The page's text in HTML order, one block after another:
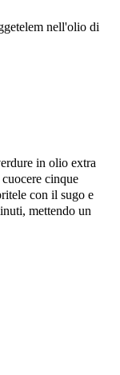
nell'olio di
in olio extra
cinque
con il sugo e
mettendo un